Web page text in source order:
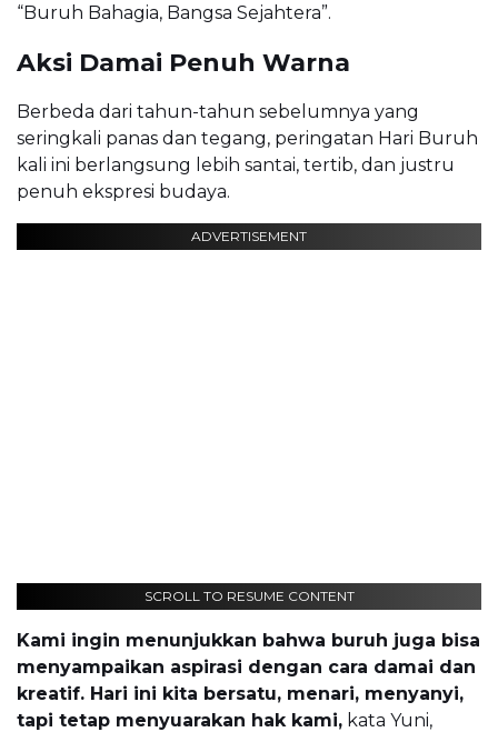
“Buruh Bahagia, Bangsa Sejahtera”.
Aksi Damai Penuh Warna
Berbeda dari tahun-tahun sebelumnya yang
seringkali panas dan tegang, peringatan Hari Buruh
kali ini berlangsung lebih santai, tertib, dan justru
penuh ekspresi budaya.
ADVERTISEMENT
SCROLL TO RESUME CONTENT
Kami ingin menunjukkan bahwa buruh juga bisa
menyampaikan aspirasi dengan cara damai dan
kreatif. Hari ini kita bersatu, menari, menyanyi,
tapi tetap menyuarakan hak kami, kata Yuni,